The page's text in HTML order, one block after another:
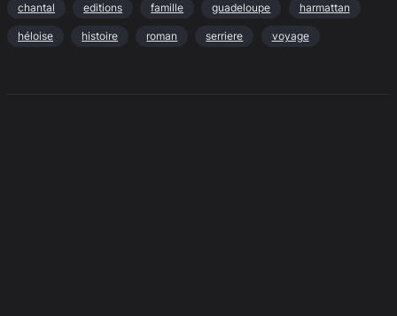
chantal editions famille guadeloupe harmattan
héloise histoire roman serriere voyage